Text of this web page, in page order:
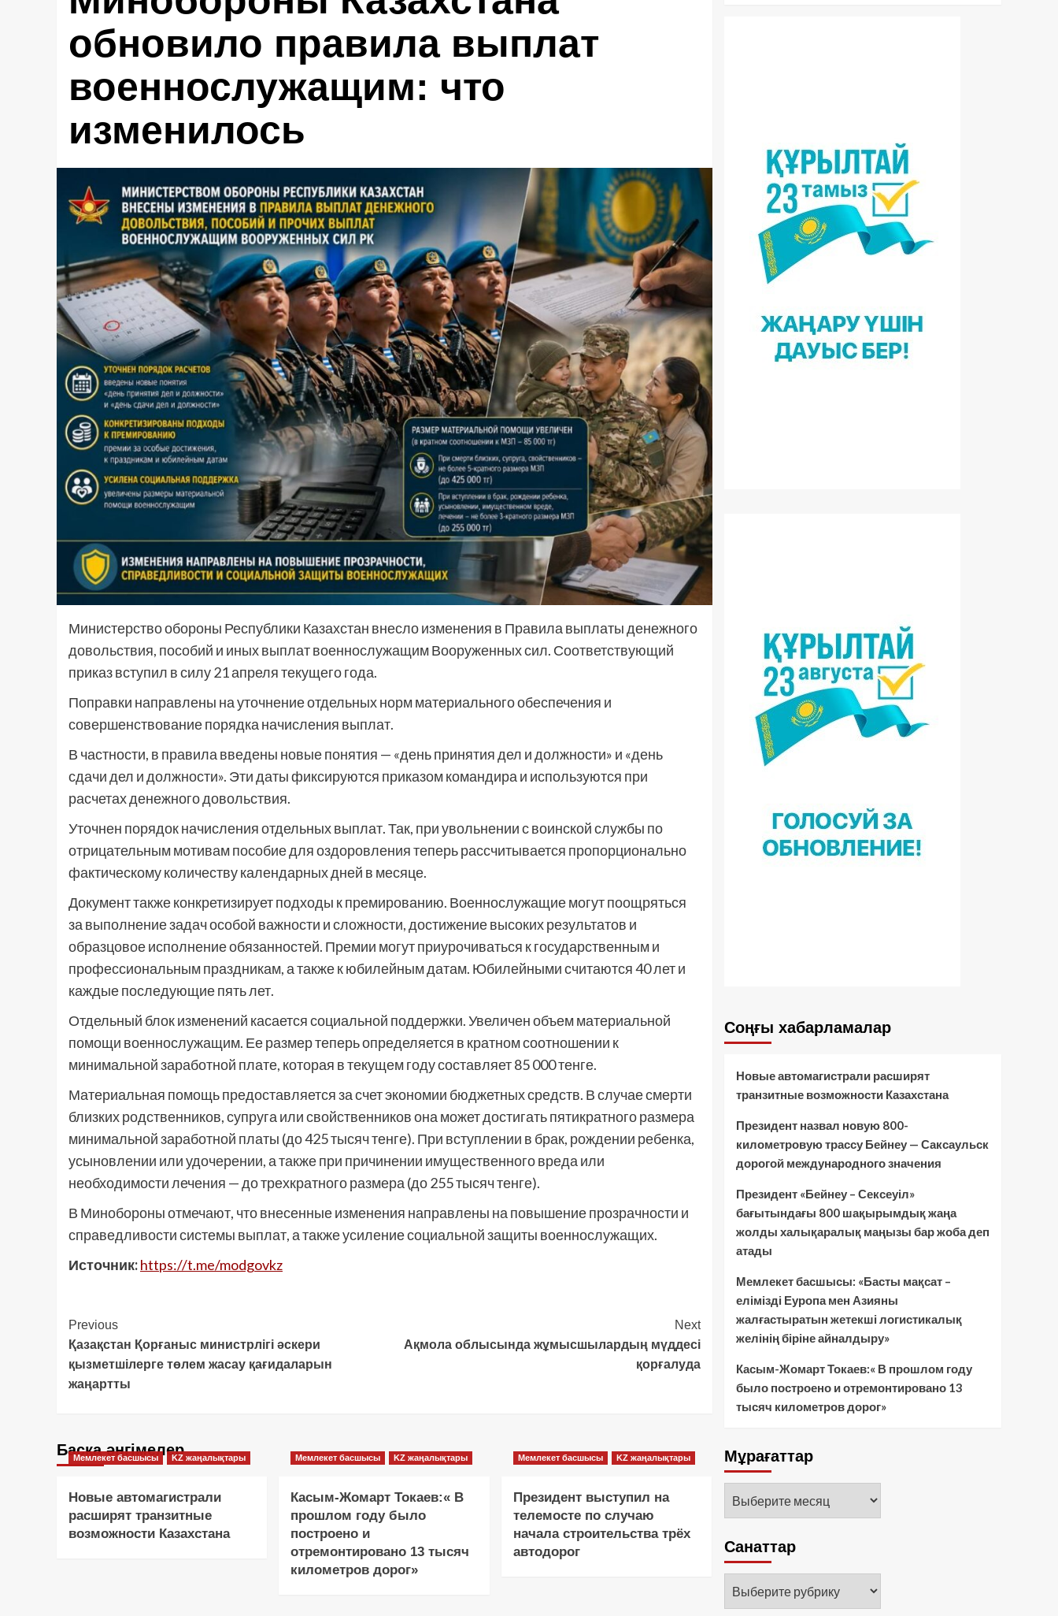
обновило правила выплат
военнослужащим: что
изменилось
Министерство обороны Республики Казахстан внесло изменения в Правила выплаты денежного
довольствия, пособий и иных выплат военнослужащим Вооруженных сил. Соответствующий
приказ вступил в силу 21 апреля текущего года.
Поправки направлены на уточнение отдельных норм материального обеспечения и
совершенствование порядка начисления выплат.
В частности, в правила введены новые понятия — «день принятия дел и должности» и «день
сдачи дел и должности». Эти даты фиксируются приказом командира и используются при
расчетах денежного довольствия.
Уточнен порядок начисления отдельных выплат. Так, при увольнении с воинской службы по
отрицательным мотивам пособие для оздоровления теперь рассчитывается пропорционально
фактическому количеству календарных дней в месяце.
Документ также конкретизирует подходы к премированию. Военнослужащие могут поощряться
за выполнение задач особой важности и сложности, достижение высоких результатов и
образцовое исполнение обязанностей. Премии могут приурочиваться к государственным и
профессиональным праздникам, а также к юбилейным датам. Юбилейными считаются 40 лет и
каждые последующие пять лет.
Отдельный блок изменений касается социальной поддержки. Увеличен объем материальной
помощи военнослужащим. Ее размер теперь определяется в кратном соотношении к
минимальной заработной плате, которая в текущем году составляет 85 000 тенге.
Материальная помощь предоставляется за счет экономии бюджетных средств. В случае смерти
близких родственников, супруга или свойственников она может достигать пятикратного размера
минимальной заработной платы (до 425 тысяч тенге). При вступлении в брак, рождении ребенка,
усыновлении или удочерении, а также при причинении имущественного вреда или
необходимости лечения — до трехкратного размера (до 255 тысяч тенге).
В Минобороны отмечают, что внесенные изменения направлены на повышение прозрачности и
справедливости системы выплат, а также усиление социальной защиты военнослужащих.
Источник:https://t.me/modgovkz
Post
Navigation
Previous
Қазақстан Қорғаныс министрлігі әскери
қызметшілерге төлем жасау қағидаларын
жаңартты
Next
Ақмола облысында жұмысшылардың мүддесі
қорғалуда
Басқа әңгімелер
Мемлекет басшысы KZ жаңалықтары
Новые автомагистрали
расширят транзитные
возможности Казахстана
Мемлекет басшысы KZ жаңалықтары
Касым-Жомарт Токаев:« В
прошлом году было
построено и
отремонтировано 13 тысяч
километров дорог»
Мемлекет басшысы KZ жаңалықтары
Президент выступил на
телемосте по случаю
начала строительства трёх
автодорог
Соңғы хабарламалар
Новые автомагистрали расширят
транзитные возможности Казахстана
Президент назвал новую 800-
километровую трассу Бейнеу — Саксаульск
дорогой международного значения
Президент «Бейнеу – Сексеуіл»
бағытындағы 800 шақырымдық жаңа
жолды халықаралық маңызы бар жоба деп
атады
Мемлекет басшысы: «Басты мақсат –
елімізді Еуропа мен Азияны
жалғастыратын жетекші логистикалық
желінің біріне айналдыру»
Касым-Жомарт Токаев:« В прошлом году
было построено и отремонтировано 13
тысяч километров дорог»
Мұрағаттар
Санаттар